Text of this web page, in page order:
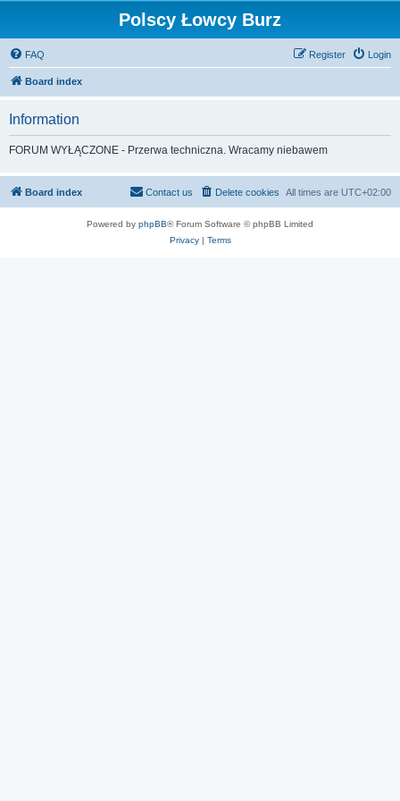
Polscy Łowcy Burz
FAQ Login
Register
Board index
Information
FORUM WYŁĄCZONE - Przerwa techniczna. Wracamy niebawem
Board index All times are UTC+02:00
Delete cookies
Contact us
Powered by phpBB® Forum Software © phpBB Limited
Privacy| Terms